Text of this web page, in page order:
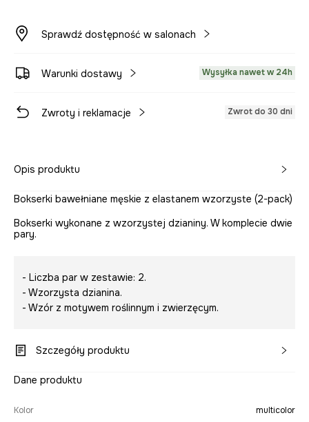
Sprawdź dostępność w salonach
Warunki dostawy Wysyłka nawet w 24h
Zwroty i reklamacje Zwrot do 30 dni
Opis produktu
Bokserki bawełniane męskie z elastanem wzorzyste (2-pack)
Bokserki wykonane z wzorzystej dzianiny. W komplecie dwie
pary.
- Liczba par w zestawie: 2.
- Wzorzysta dzianina.
- Wzór z motywem roślinnym i zwierzęcym.
Szczegóły produktu
Dane produktu
Kolor multicolor